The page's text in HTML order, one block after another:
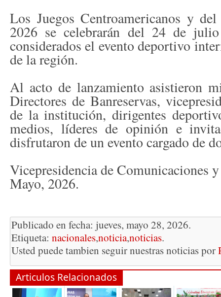
Los Juegos Centroamericanos y
2026 se celebrarán del 24 de
considerados el evento deportivo
de la región.
Al acto de lanzamiento asistieron
Directores de Banreservas,
de la institución, dirigentes
medios, líderes de opinión e
disfrutaron de un evento cargado de
Vicepresidencia de Comunicaciones
Mayo, 2026.
Publicado en fecha: jueves, mayo 28, 2026.
Etiqueta: nacionales,noticia,noticias.
Usted puede tambien seguir nuestras noticias por
Articulos Relacionados